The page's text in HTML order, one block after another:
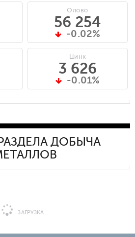
Олово
56 254
-0.02%
Цинк
3 626
-0.01%
ДОБЫЧА
ЗАГРУЗКА...